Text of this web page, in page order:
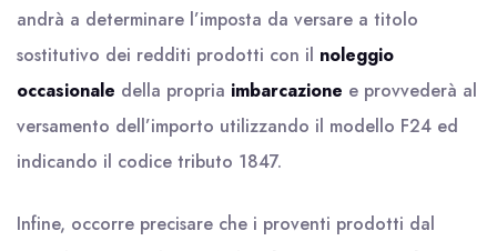
andrà a determinare l’imposta da versare a titolo
sostitutivo dei redditi prodotti con il noleggio
occasionale della propria imbarcazione e provvederà al
versamento dell’importo utilizzando il modello F24 ed
indicando il codice tributo 1847.
Infine, occorre precisare che i proventi prodotti dal